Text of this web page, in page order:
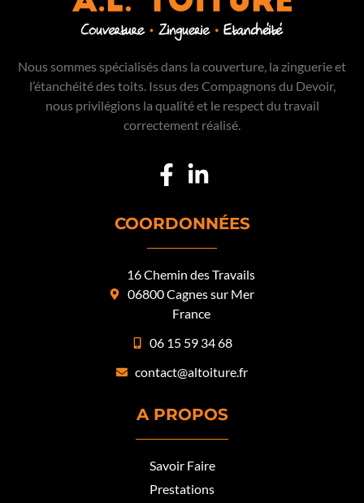
Nous sommes spécialisés dans la couverture, la zinguerie et
l’étanchéité des toits. Issus des Compagnons du Devoir,
nous privilégions la qualité et le respect du travail
correctement réalisé.
COORDONNÉES
16 Chemin des Travails
06800 Cagnes sur Mer
France
06 15 59 34 68
contact@altoiture.fr
A PROPOS
Savoir Faire
Prestations